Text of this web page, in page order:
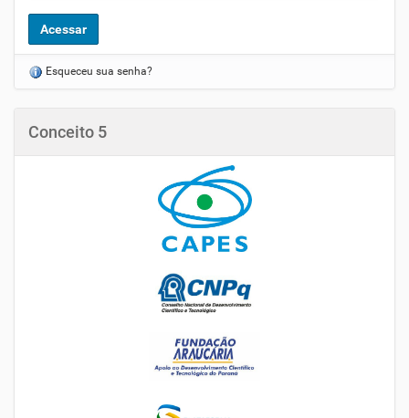
Esqueceu sua senha?
Conceito 5